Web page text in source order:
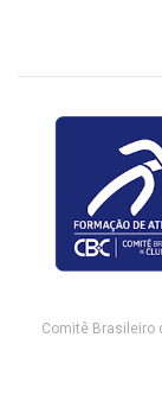
Comitê Brasileiro